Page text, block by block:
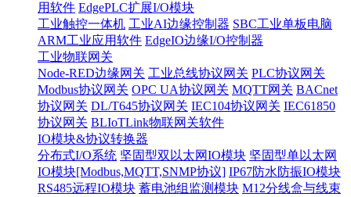
用软件 EdgePLC扩展I/O模块
工业触控一体机 工业AI边缘控制器 SBC工业单板电脑
ARM工业应用软件 EdgeIO边缘I/O控制器
工业物联网关
Node-RED边缘网关 工业总线协议网关 PLC协议网关
Modbus协议网关 OPC UA协议网关 MQTT网关 BACnet
协议网关 DL/T645协议网关 IEC104协议网关 IEC61850
协议网关 BLIoTLink物联网关软件
IO模块&协议转换器
分布式I/O系统 坚固型双以太网IO模块 坚固型单以太网
IO模块[Modbus,MQTT,SNMP协议] IP67防水防振IO模块
RS485远程IO模块 蓄电池组监测模块 M12分线盒与线束